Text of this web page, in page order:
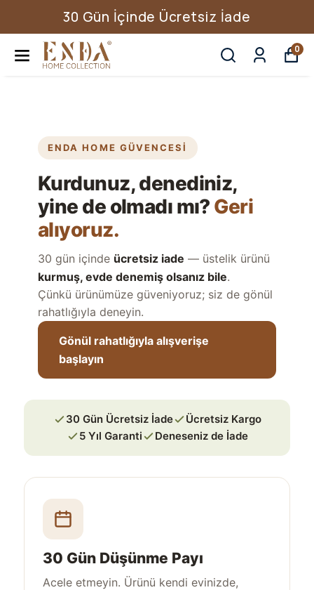
30 Gün İçinde Ücretsiz İade
0
ENDA HOME GÜVENCESİ
Kurdunuz, denediniz,
yine de olmadı mı? Geri
alıyoruz.
30 gün içinde ücretsiz iade — üstelik ürünü
kurmuş, evde denemiş olsanız bile.
Çünkü ürünümüze güveniyoruz; siz de gönül
rahatlığıyla deneyin.
Gönül rahatlığıyla alışverişe
başlayın
30 Gün Ücretsiz İade
Ücretsiz Kargo
5 Yıl Garanti
Deneseniz de İade
30 Gün Düşünme Payı
Acele etmeyin. Ürünü kendi evinizde,